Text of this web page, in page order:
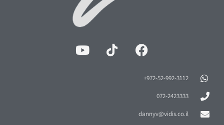
972-52-992-3112⁩+
072-2423333
dannyv@vidis.co.il